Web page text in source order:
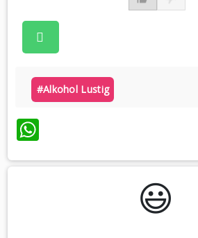
#alkohol Lustig
WhatsApp
😃️